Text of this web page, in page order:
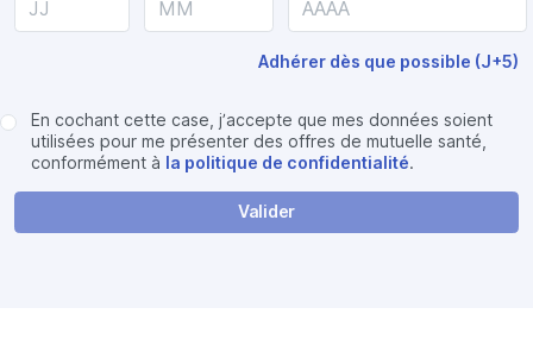
Adhérer dès que possible (J+5)
En cochant cette case, j’accepte que mes données soient
utilisées pour me présenter des offres de mutuelle santé,
conformément à
la politique de confidentialité.
Valider